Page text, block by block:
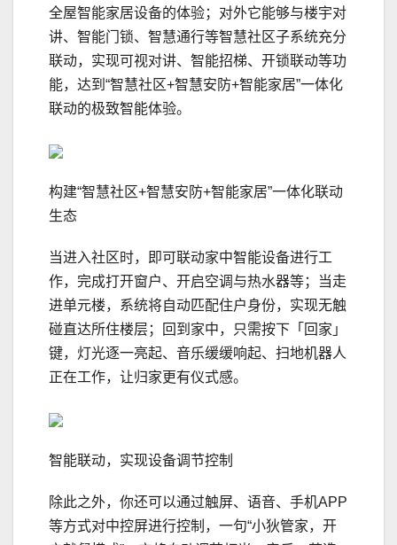
全屋智能家居设备的体验；对外它能够与楼宇对
讲、智能门锁、智慧通行等智慧社区子系统充分
联动，实现可视对讲、智能招梯、开锁联动等功
能，达到“智慧社区+智慧安防+智能家居”一体化
联动的极致智能体验。
构建“智慧社区+智慧安防+智能家居”一体化联动
生态
当进入社区时，即可联动家中智能设备进行工
作，完成打开窗户、开启空调与热水器等；当走
进单元楼，系统将自动匹配住户身份，实现无触
碰直达所住楼层；回到家中，只需按下「回家」
键，灯光逐一亮起、音乐缓缓响起、扫地机器人
正在工作，让归家更有仪式感。
智能联动，实现设备调节控制
除此之外，你还可以通过触屏、语音、手机APP
等方式对中控屏进行控制，一句“小狄管家，开